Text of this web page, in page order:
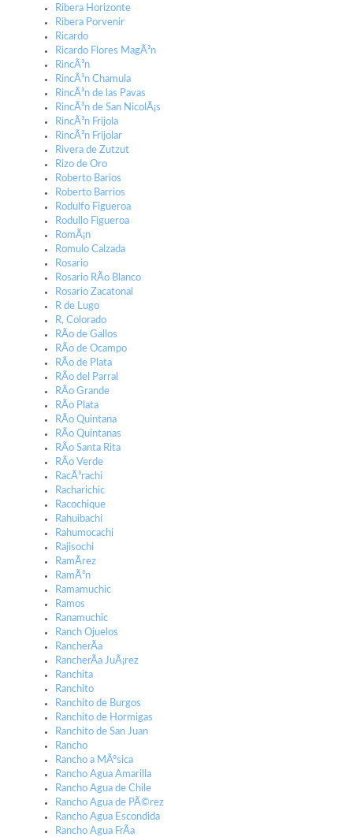
Ribera Horizonte
Ribera Porvenir
Ricardo
Ricardo Flores MagÃ³n
RincÃ³n
RincÃ³n Chamula
RincÃ³n de las Pavas
RincÃ³n de San NicolÃ¡s
RincÃ³n Frijola
RincÃ³n Frijolar
Rivera de Zutzut
Rizo de Oro
Roberto Barios
Roberto Barrios
Rodulfo Figueroa
Rodullo Figueroa
RomÃ¡n
Romulo Calzada
Rosario
Rosario RÃ­o Blanco
Rosario Zacatonal
R de Lugo
R, Colorado
RÃ­o de Gallos
RÃ­o de Ocampo
RÃ­o de Plata
RÃ­o del Parral
RÃ­o Grande
RÃ­o Plata
RÃ­o Quintana
RÃ­o Quintanas
RÃ­o Santa Rita
RÃ­o Verde
RacÃ³rachi
Racharichic
Racochique
Rahuibachi
Rahumocachi
Rajisochi
RamÃ­rez
RamÃ³n
Ramamuchic
Ramos
Ranamuchic
Ranch Ojuelos
RancherÃ­a
RancherÃ­a JuÃ¡rez
Ranchita
Ranchito
Ranchito de Burgos
Ranchito de Hormigas
Ranchito de San Juan
Rancho
Rancho a MÃºsica
Rancho Agua Amarilla
Rancho Agua de Chile
Rancho Agua de PÃ©rez
Rancho Agua Escondida
Rancho Agua FrÃ­a